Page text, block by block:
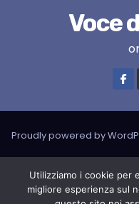
Voce
Proudly powered by
LIVE RADIO
Utilizziamo i cookie per
migliore esperienza sul